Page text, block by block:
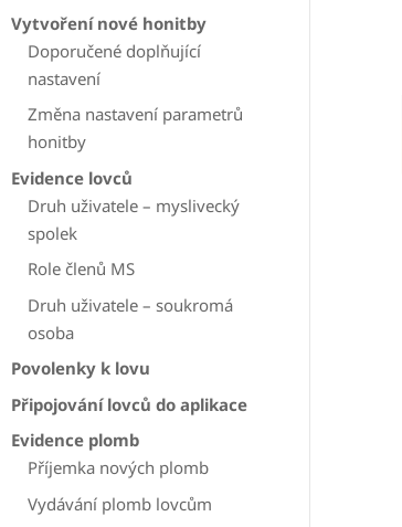
Vytvoření nové honitby
Doporučené doplňující
nastavení
Změna nastavení parametrů
honitby
Evidence lovců
Druh uživatele – myslivecký
spolek
Role členů MS
Druh uživatele – soukromá
osoba
Povolenky k lovu
Připojování lovců do aplikace
Evidence plomb
Příjemka nových plomb
Vydávání plomb lovcům